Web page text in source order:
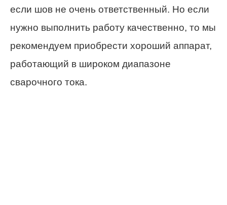
если шов не очень ответственный. Но если
нужно выполнить работу качественно, то мы
рекомендуем приобрести хороший аппарат,
работающий в широком диапазоне
сварочного тока.